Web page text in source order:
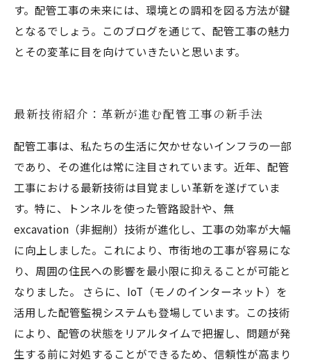
す。配管工事の未来には、環境との調和を図る方法が鍵
となるでしょう。このブログを通じて、配管工事の魅力
とその変革に目を向けていきたいと思います。
最新技術紹介：革新が進む配管工事の新手法
配管工事は、私たちの生活に欠かせないインフラの一部
であり、その進化は常に注目されています。近年、配管
工事における最新技術は目覚ましい革新を遂げていま
す。特に、トンネルを使った管路設計や、無
excavation（非掘削）技術が進化し、工事の効率が大幅
に向上しました。これにより、市街地の工事が容易にな
り、周囲の住民への影響を最小限に抑えることが可能と
なりました。 さらに、IoT（モノのインターネット）を
活用した配管監視システムも登場しています。この技術
により、配管の状態をリアルタイムで把握し、問題が発
生する前に対処することができるため、信頼性が高まり